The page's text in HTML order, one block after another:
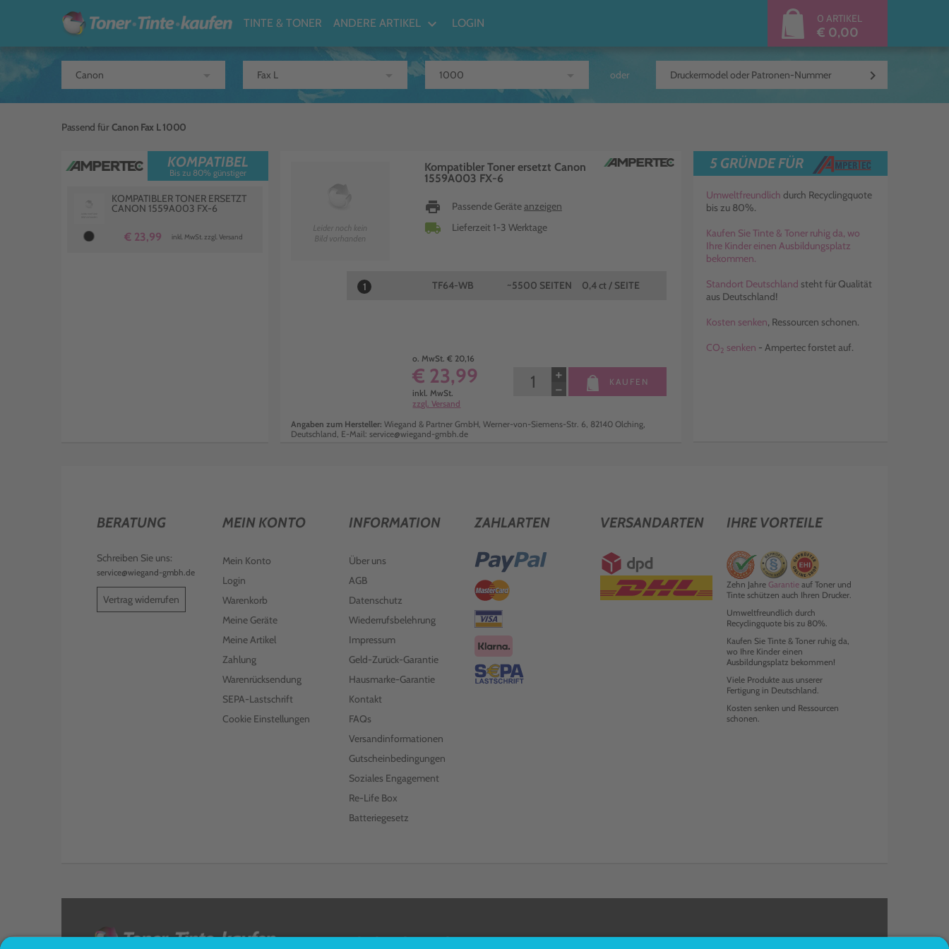
TINTE & TONER ANDERE ARTIKEL keyboard_arrow_down LOGIN 0 ARTIKEL
€ 0,00
oder keyboard_arrow_right
Passend fürCanon Fax L 1000
KOMPATIBEL
Bis zu 80% günstiger
KOMPATIBLER TONER ERSETZT
CANON 1559A003 FX-6
€ 23,99 inkl. MwSt. zzgl. Versand
Kompatibler Toner ersetzt Canon
1559A003 FX-6
print Passende Geräteanzeigen
local_shipping Lieferzeit 1-3 Werktage
1 TF64-WB ~5500 SEITEN 0,4 ct / SEITE
o. MwSt. € 20,16
€ 23,99
inkl. MwSt.
zzgl. Versand
−
+ KAUFEN
Angaben zum Hersteller: Wiegand & Partner GmbH, Werner-von-Siemens-Str. 6, 82140 Olching,
Deutschland, E-Mail: service@wiegand-gmbh.de
5 GRÜNDE FÜR
Umweltfreundlich durch Recyclingquote
bis zu 80%.
Kaufen Sie Tinte & Toner ruhig da, wo
Ihre Kinder einen Ausbildungsplatz
bekommen.
Standort Deutschland steht für Qualität
aus Deutschland!
Kosten senken, Ressourcen schonen.
CO2 senken - Ampertec forstet auf.
BERATUNG
Schreiben Sie uns:
service@wiegand-gmbh.de
Vertrag widerrufen
MEIN KONTO
Mein Konto
Login
Warenkorb
Meine Geräte
Meine Artikel
Zahlung
Warenrücksendung
SEPA-Lastschrift
Cookie Einstellungen
INFORMATION
Über uns
AGB
Datenschutz
Wiederrufsbelehrung
Impressum
Geld-Zurück-Garantie
Hausmarke-Garantie
Kontakt
FAQs
Versandinformationen
Gutscheinbedingungen
Soziales Engagement
Re-Life Box
Batteriegesetz
ZAHLARTEN VERSANDARTEN IHRE VORTEILE
Zehn Jahre Garantieauf Toner und
Tinte schützen auch Ihren Drucker.
Umweltfreundlich durch
Recyclingquote bis zu 80%.
Kaufen Sie Tinte & Toner ruhig da,
wo Ihre Kinder einen
Ausbildungsplatz bekommen!
Viele Produkte aus unserer
Fertigung in Deutschland.
Kosten senken und Ressourcen
schonen.
< FOLGEN SIE UNS